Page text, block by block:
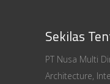
Sekilas
PT Nusa Multi
Architecture,